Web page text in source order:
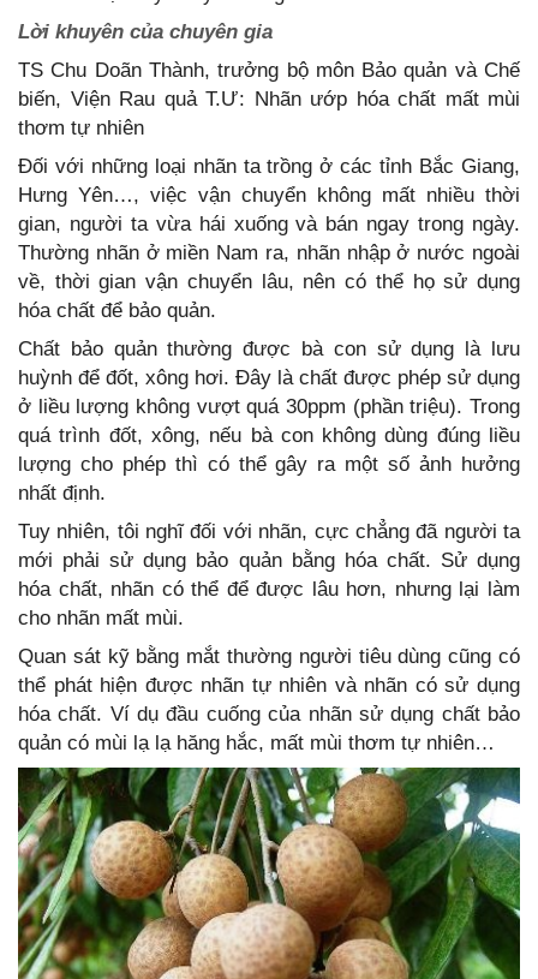
Lời khuyên của chuyên gia
TS Chu Doãn Thành, trưởng bộ môn Bảo quản và Chế
biến, Viện Rau quả T.Ư: Nhãn ướp hóa chất mất mùi
thơm tự nhiên
Đối với những loại nhãn ta trồng ở các tỉnh Bắc Giang,
Hưng Yên…, việc vận chuyển không mất nhiều thời
gian, người ta vừa hái xuống và bán ngay trong ngày.
Thường nhãn ở miền Nam ra, nhãn nhập ở nước ngoài
về, thời gian vận chuyển lâu, nên có thể họ sử dụng
hóa chất để bảo quản.
Chất bảo quản thường được bà con sử dụng là lưu
huỳnh để đốt, xông hơi. Đây là chất được phép sử dụng
ở liều lượng không vượt quá 30ppm (phần triệu). Trong
quá trình đốt, xông, nếu bà con không dùng đúng liều
lượng cho phép thì có thể gây ra một số ảnh hưởng
nhất định.
Tuy nhiên, tôi nghĩ đối với nhãn, cực chẳng đã người ta
mới phải sử dụng bảo quản bằng hóa chất. Sử dụng
hóa chất, nhãn có thể để được lâu hơn, nhưng lại làm
cho nhãn mất mùi.
Quan sát kỹ bằng mắt thường người tiêu dùng cũng có
thể phát hiện được nhãn tự nhiên và nhãn có sử dụng
hóa chất. Ví dụ đầu cuống của nhãn sử dụng chất bảo
quản có mùi lạ lạ hăng hắc, mất mùi thơm tự nhiên…